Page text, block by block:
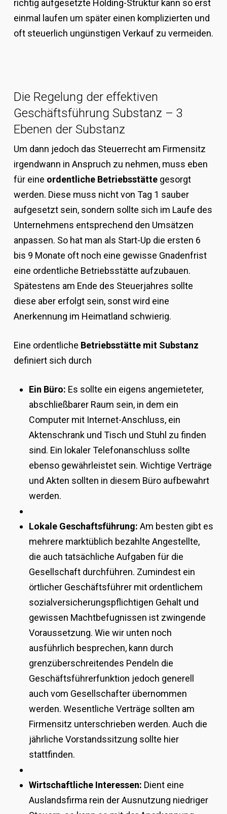
richtig aufgesetzte Holding-Struktur kann so erst
einmal laufen um später einen komplizierten und
oft steuerlich ungünstigen Verkauf zu vermeiden.
Die Regelung der effektiven
Geschäftsführung Substanz – 3
Ebenen der Substanz
Um dann jedoch das Steuerrecht am Firmensitz
irgendwann in Anspruch zu nehmen, muss eben
für eine ordentliche Betriebsstättegesorgt
werden. Diese muss nicht von Tag 1 sauber
aufgesetzt sein, sondern sollte sich im Laufe des
Unternehmens entsprechend den Umsätzen
anpassen. So hat man als Start-Up die ersten 6
bis 9 Monate oft noch eine gewisse Gnadenfrist
eine ordentliche Betriebsstätte aufzubauen.
Spätestens am Ende des Steuerjahres sollte
diese aber erfolgt sein, sonst wird eine
Anerkennung im Heimatland schwierig.
Eine ordentliche Betriebsstätte mit Substanz
definiert sich durch
Ein Büro: Es sollte ein eigens angemieteter,
abschließbarer Raum sein, in dem ein
Computer mit Internet-Anschluss, ein
Aktenschrank und Tisch und Stuhl zu finden
sind. Ein lokaler Telefonanschluss sollte
ebenso gewährleistet sein. Wichtige Verträge
und Akten sollten in diesem Büro aufbewahrt
werden.
Lokale Geschaftsführung: Am besten gibt es
mehrere marktüblich bezahlte Angestellte,
die auch tatsächliche Aufgaben für die
Gesellschaft durchführen. Zumindest ein
örtlicher Geschäftsführer mit ordentlichem
sozialversicherungspflichtigen Gehalt und
gewissen Machtbefugnissen ist zwingende
Voraussetzung. Wie wir unten noch
ausführlich besprechen, kann durch
grenzüberschreitendes Pendeln die
Geschäftsführerfunktion jedoch generell
auch vom Gesellschafter übernommen
werden. Wesentliche Verträge sollten am
Firmensitz unterschrieben werden. Auch die
jährliche Vorstandssitzung sollte hier
stattfinden.
Wirtschaftliche Interessen: Dient eine
Auslandsfirma rein der Ausnutzung niedriger